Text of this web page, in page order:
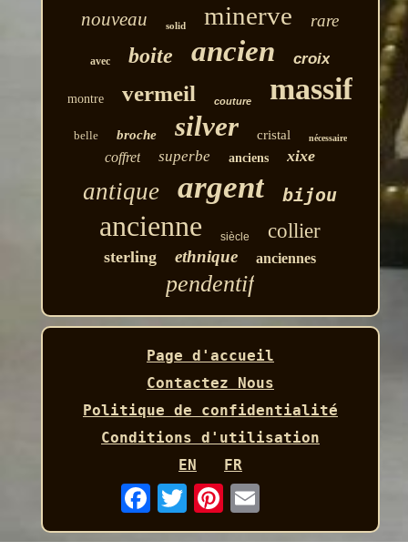
nouveau solid minerve rare
avec boite ancien croix
montre vermeil couture massif
belle broche silver cristal nécessaire
coffret superbe anciens xixe
antique argent bijou
ancienne siècle collier
sterling ethnique anciennes
pendentif
Page d'accueil
Contactez Nous
Politique de confidentialité
Conditions d'utilisation
EN
FR